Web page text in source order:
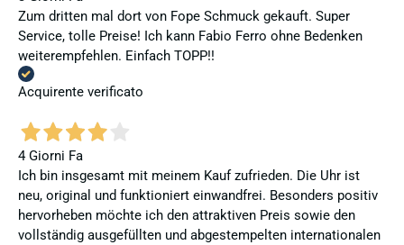
Zum dritten mal dort von Fope Schmuck gekauft. Super
Service, tolle Preise! Ich kann Fabio Ferro ohne Bedenken
weiterempfehlen. Einfach TOPP!!
Acquirente verificato
4 Giorni Fa
Ich bin insgesamt mit meinem Kauf zufrieden. Die Uhr ist
neu, original und funktioniert einwandfrei. Besonders positiv
hervorheben möchte ich den attraktiven Preis sowie den
vollständig ausgefüllten und abgestempelten internationalen